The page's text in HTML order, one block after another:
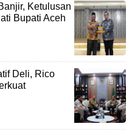
Ketulusan
Bupati Aceh
Deli, Rico